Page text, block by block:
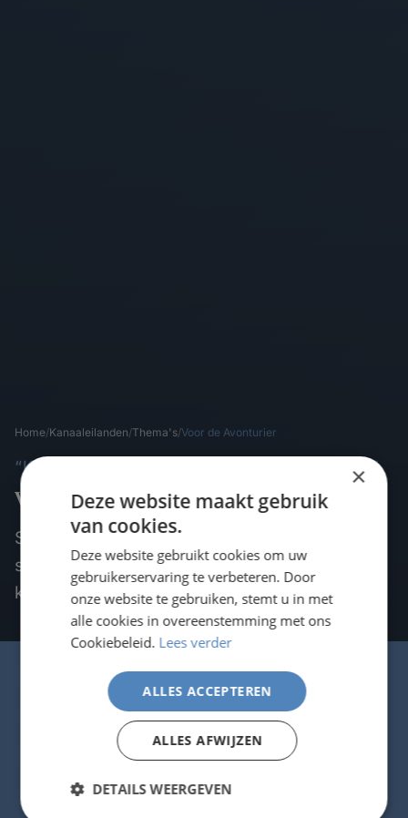
Home/Kanaaleilanden/Thema's/Voor de Avonturier
“KLIFFEN, KAYAKS EN VERBORGEN BAAIEN”
Voor de Avonturier
Steile kliffen, verborgen grotten, golven die
surfers aantrekken — ontdek de avontuurlijke
kant van de Kanaaleilanden.
Jersey & Guernsey
Klifwandelingen
50+ km paden
Kayakken & surfen
E-bike routes
×
Deze website maakt gebruik
van cookies.
Deze website gebruikt cookies om uw
gebruikerservaring te verbeteren. Door
onze website te gebruiken, stemt u in met
alle cookies in overeenstemming met ons
Cookiebeleid. Lees verder
ALLES ACCEPTEREN
ALLES AFWIJZEN
DETAILS WEERGEVEN